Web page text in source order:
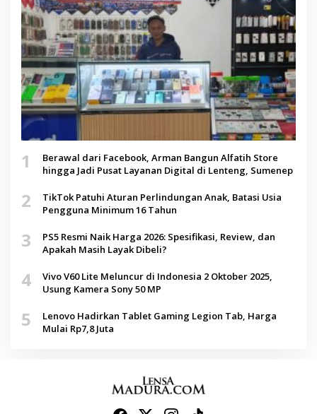
1
Berawal dari Facebook, Arman Bangun Alfatih Store
hingga Jadi Pusat Layanan Digital di Lenteng, Sumenep
2
TikTok Patuhi Aturan Perlindungan Anak, Batasi Usia
Pengguna Minimum 16 Tahun
3
PS5 Resmi Naik Harga 2026: Spesifikasi, Review, dan
Apakah Masih Layak Dibeli?
4
Vivo V60 Lite Meluncur di Indonesia 2 Oktober 2025,
Usung Kamera Sony 50 MP
5
Lenovo Hadirkan Tablet Gaming Legion Tab, Harga
Mulai Rp7,8 Juta